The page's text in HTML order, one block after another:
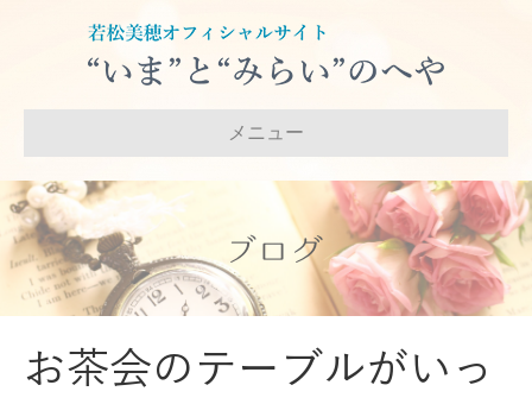
メニュー
ブログ
お茶会のテーブルがいっ